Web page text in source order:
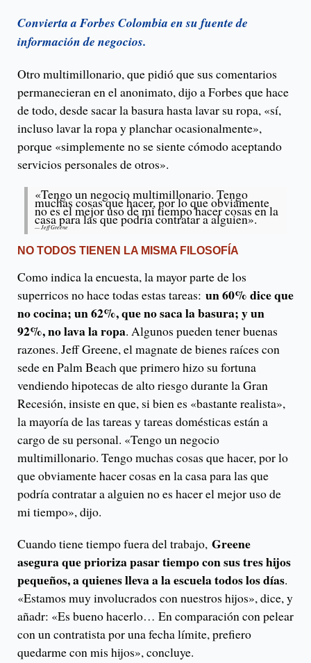
Convierta a Forbes Colombia en su fuente de
información de negocios.
Otro multimillonario, que pidió que sus comentarios
permanecieran en el anonimato, dijo a Forbes que hace
de todo, desde sacar la basura hasta lavar su ropa, «sí,
incluso lavar la ropa y planchar ocasionalmente»,
porque «simplemente no se siente cómodo aceptando
servicios personales de otros».
«Tengo un negocio multimillonario. Tengo
muchas cosas que hacer, por lo que obviamente
no es el mejor uso de mi tiempo hacer cosas en la
casa para las que podría contratar a alguien».
— Jeff Greene
NO TODOS TIENEN LA MISMA FILOSOFÍA
Como indica la encuesta, la mayor parte de los
superricos no hace todas estas tareas: un 60% dice que
no cocina; un 62%, que no saca la basura; y un
92%, no lava la ropa. Algunos pueden tener buenas
razones. Jeff Greene, el magnate de bienes raíces con
sede en Palm Beach que primero hizo su fortuna
vendiendo hipotecas de alto riesgo durante la Gran
Recesión, insiste en que, si bien es «bastante realista»,
la mayoría de las tareas y tareas domésticas están a
cargo de su personal. «Tengo un negocio
multimillonario. Tengo muchas cosas que hacer, por lo
que obviamente hacer cosas en la casa para las que
podría contratar a alguien no es hacer el mejor uso de
mi tiempo», dijo.
Cuando tiene tiempo fuera del trabajo, Greene
asegura que prioriza pasar tiempo con sus tres hijos
pequeños, a quienes lleva a la escuela todos los días.
«Estamos muy involucrados con nuestros hijos», dice, y
añadr: «Es bueno hacerlo… En comparación con pelear
con un contratista por una fecha límite, prefiero
quedarme con mis hijos», concluye.